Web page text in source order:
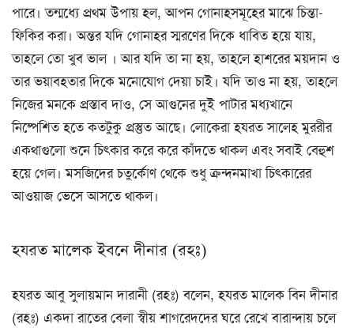
পারে। তন্মধ্যে প্রথম উপায় হল, আপন গোনাহসমূহের মাঝে চিন্তা-
ফিকির করা। অন্তর যদি গোনাহর স্মরণের দিকে ধাবিত হয়ে যায়,
তাহলে তো খুব ভাল । আর যদি তা না হয়, তাহলে হাশরের ময়দান ও
তার ভয়াবহতার দিকে মনোযোগ দেয়া চাই। যদি তাও না হয়, তাহলে
নিজের মনকে প্রস্তাব দাও, সে আগুনের দুই পাটার মধ্যখানে
নিষ্পেশিত হতে কতটুকু প্রস্তুত আছে। লোকেরা হযরত সালেহ মুররীর
একথাগুলো শুনে চিৎকার করে করে কাঁদতে থাকল এবং সবাই বেহুশ
হয়ে গেল। মসজিদের চতুর্কোণ থেকে শুধু ক্রন্দনমাখা চিৎকারের
আওয়াজ ভেসে আসতে থাকল।
হযরত মালেক ইবনে দীনার (রহঃ)
হযরত আবু সুলায়মান দারানী (রহঃ) বলেন, হযরত মালেক বিন দীনার
(রহঃ) একদা রাতের বেলা স্বীয় শাগরেদদের ঘরে রেখে বারান্দায় চলে